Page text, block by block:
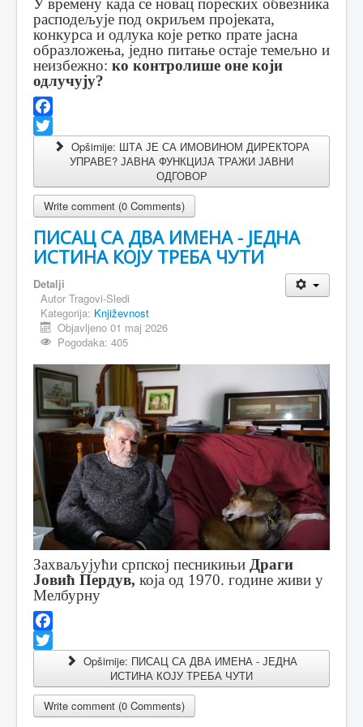
У времену када се новац пореских обвезника
расподељује под окриљем пројеката,
конкурса и одлука које ретко прате јасна
образложења, једно питање остаје темељно и
неизбежно: ко контролише оне који
одлучују?
Facebook
Twitter Opširnije: ШТА ЈЕ СА ИМОВИНОМ ДИРЕКТОРА
УПРАВЕ? ЈАВНА ФУНКЦИЈА ТРАЖИ ЈАВНИ
ОДГОВОР
Write comment (0 Comments)
ПИСАЦ СА ДВА ИМЕНА - ЈЕДНА
ИСТИНА КОЈУ ТРЕБА ЧУТИ
Detalji
Autor Tragovi-Sledi
Kategorija: Književnost
Objavljeno 01 maj 2026
Pogodaka: 405
Захваљујући српској песникињи Драги
Јовић Пердув, која од 1970. године живи у
Мелбурну
Facebook
Opširnije: ПИСАЦ СА ДВА ИМЕНА - ЈЕДНА
ИСТИНА КОЈУ ТРЕБА ЧУТИ
Write comment (0 Comments)